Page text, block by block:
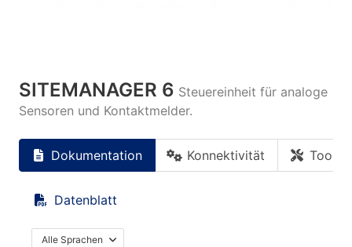
SITEMANAGER 6 Steuereinheit für analoge
Sensoren und Kontaktmelder.
Dokumentation Konnektivität Tools
Datenblatt
Alle Sprachen